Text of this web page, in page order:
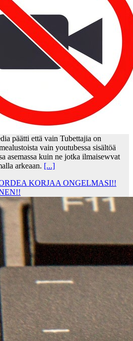
päätti että vain Tubettajia on
vain youtubessa sisältöä
asemassa kuin ne jotka ilmaisewvat
arkeaan. [...]
KORJAA ONGELMASI!!